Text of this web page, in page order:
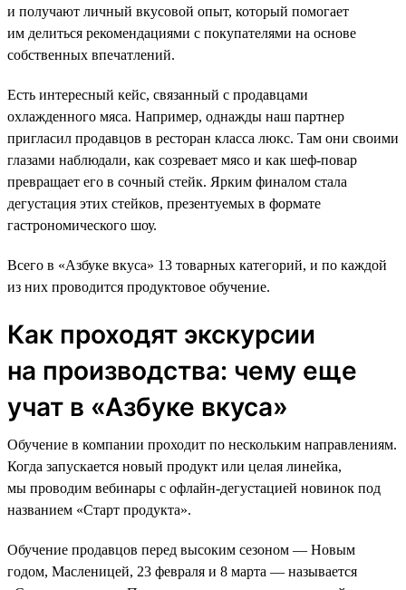
и получают личный вкусовой опыт, который помогает
им делиться рекомендациями с покупателями на основе
собственных впечатлений.
Есть интересный кейс, связанный с продавцами
охлажденного мяса. Например, однажды наш партнер
пригласил продавцов в ресторан класса люкс. Там они своими
глазами наблюдали, как созревает мясо и как шеф-повар
превращает его в сочный стейк. Ярким финалом стала
дегустация этих стейков, презентуемых в формате
гастрономического шоу.
Всего в «Азбуке вкуса» 13 товарных категорий, и по каждой
из них проводится продуктовое обучение.
Как проходят экскурсии
на производства: чему еще
учат в «Азбуке вкуса»
Обучение в компании проходит по нескольким направлениям.
Когда запускается новый продукт или целая линейка,
мы проводим вебинары с офлайн-дегустацией новинок под
названием «Старт продукта».
Обучение продавцов перед высоким сезоном — Новым
годом, Масленицей, 23 февраля и 8 марта — называется